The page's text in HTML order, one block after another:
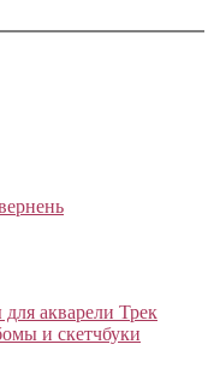
акварели Трек
и скетчбуки